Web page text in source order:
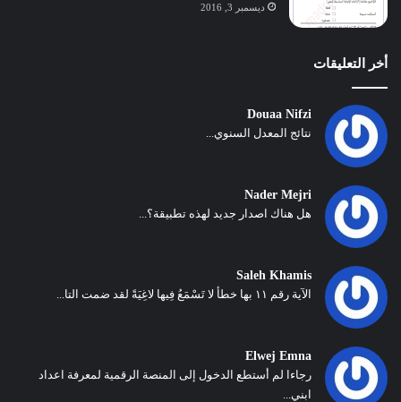
ديسمبر 3, 2016
أخر التعليقات
Douaa Nifzi
نتائج المعدل السنوي...
Nader Mejri
هل هناك اصدار جديد لهذه تطبيقة؟...
Saleh Khamis
الآية رقم ١١ بها خطأ لا تَسْمَعُ فِيها لاغِيَةً لقد ضمت التا...
Elwej Emna
رجاءا لم أستطع الدخول إلى المنصة الرقمية لمعرفة اعداد
ابني...